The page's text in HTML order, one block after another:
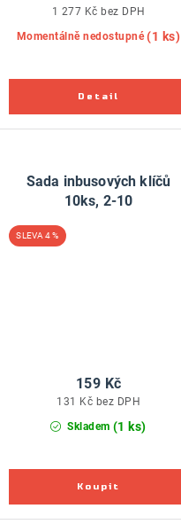
Momentálně nedostupné (1 ks)
1 277 Kč bez DPH
Sada inbusových klíčů
10ks, 2-10
4 %
Skladem (1 ks)
131 Kč bez DPH
159 Kč